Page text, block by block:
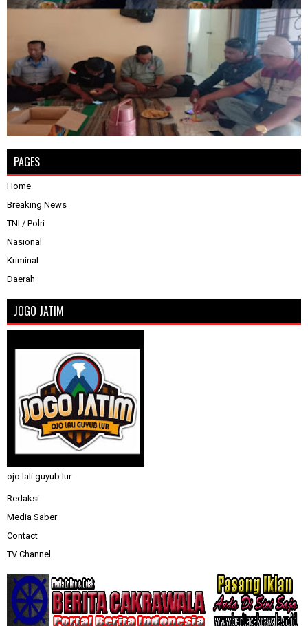
PAGES
Home
Breaking News
TNI / Polri
Nasional
Kriminal
Daerah
JOGO JATIM
ojo lali guyub lur
Redaksi
Media Saber
Contact
TV Channel